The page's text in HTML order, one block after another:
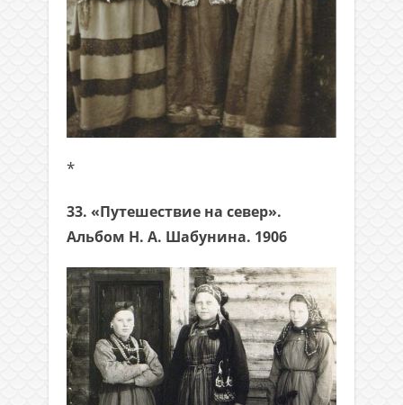
*
33. «Путешествие на север».
Альбом Н. А. Шабунина. 1906